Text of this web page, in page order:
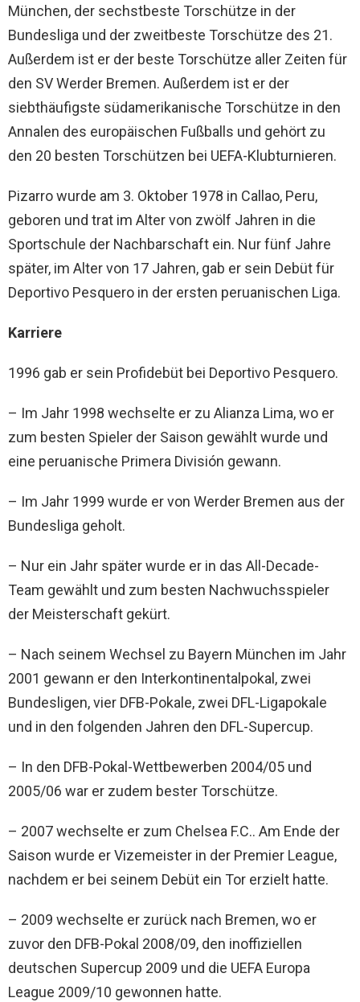
München, der sechstbeste Torschütze in der
Bundesliga und der zweitbeste Torschütze des 21.
Außerdem ist er der beste Torschütze aller Zeiten für
den SV Werder Bremen. Außerdem ist er der
siebthäufigste südamerikanische Torschütze in den
Annalen des europäischen Fußballs und gehört zu
den 20 besten Torschützen bei UEFA-Klubturnieren.
Pizarro wurde am 3. Oktober 1978 in Callao, Peru,
geboren und trat im Alter von zwölf Jahren in die
Sportschule der Nachbarschaft ein. Nur fünf Jahre
später, im Alter von 17 Jahren, gab er sein Debüt für
Deportivo Pesquero in der ersten peruanischen Liga.
Karriere
1996 gab er sein Profidebüt bei Deportivo Pesquero.
– Im Jahr 1998 wechselte er zu Alianza Lima, wo er
zum besten Spieler der Saison gewählt wurde und
eine peruanische Primera División gewann.
– Im Jahr 1999 wurde er von Werder Bremen aus der
Bundesliga geholt.
– Nur ein Jahr später wurde er in das All-Decade-
Team gewählt und zum besten Nachwuchsspieler
der Meisterschaft gekürt.
– Nach seinem Wechsel zu Bayern München im Jahr
2001 gewann er den Interkontinentalpokal, zwei
Bundesligen, vier DFB-Pokale, zwei DFL-Ligapokale
und in den folgenden Jahren den DFL-Supercup.
– In den DFB-Pokal-Wettbewerben 2004/05 und
2005/06 war er zudem bester Torschütze.
– 2007 wechselte er zum Chelsea F.C.. Am Ende der
Saison wurde er Vizemeister in der Premier League,
nachdem er bei seinem Debüt ein Tor erzielt hatte.
– 2009 wechselte er zurück nach Bremen, wo er
zuvor den DFB-Pokal 2008/09, den inoffiziellen
deutschen Supercup 2009 und die UEFA Europa
League 2009/10 gewonnen hatte.